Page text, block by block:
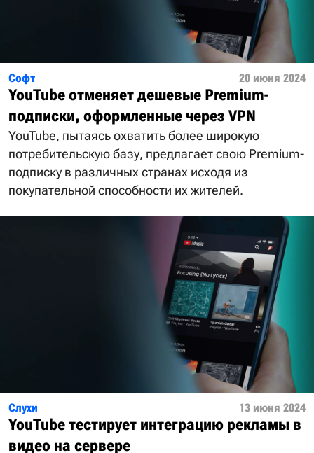
Софт 20 июня 2024
YouTube отменяет дешевые Premium-
подписки, оформленные через VPN
YouTube, пытаясь охватить более широкую
потребительскую базу, предлагает свою Premium-
подписку в различных странах исходя из
покупательной способности их жителей.
Слухи 13 июня 2024
YouTube тестирует интеграцию рекламы в
видео на сервере